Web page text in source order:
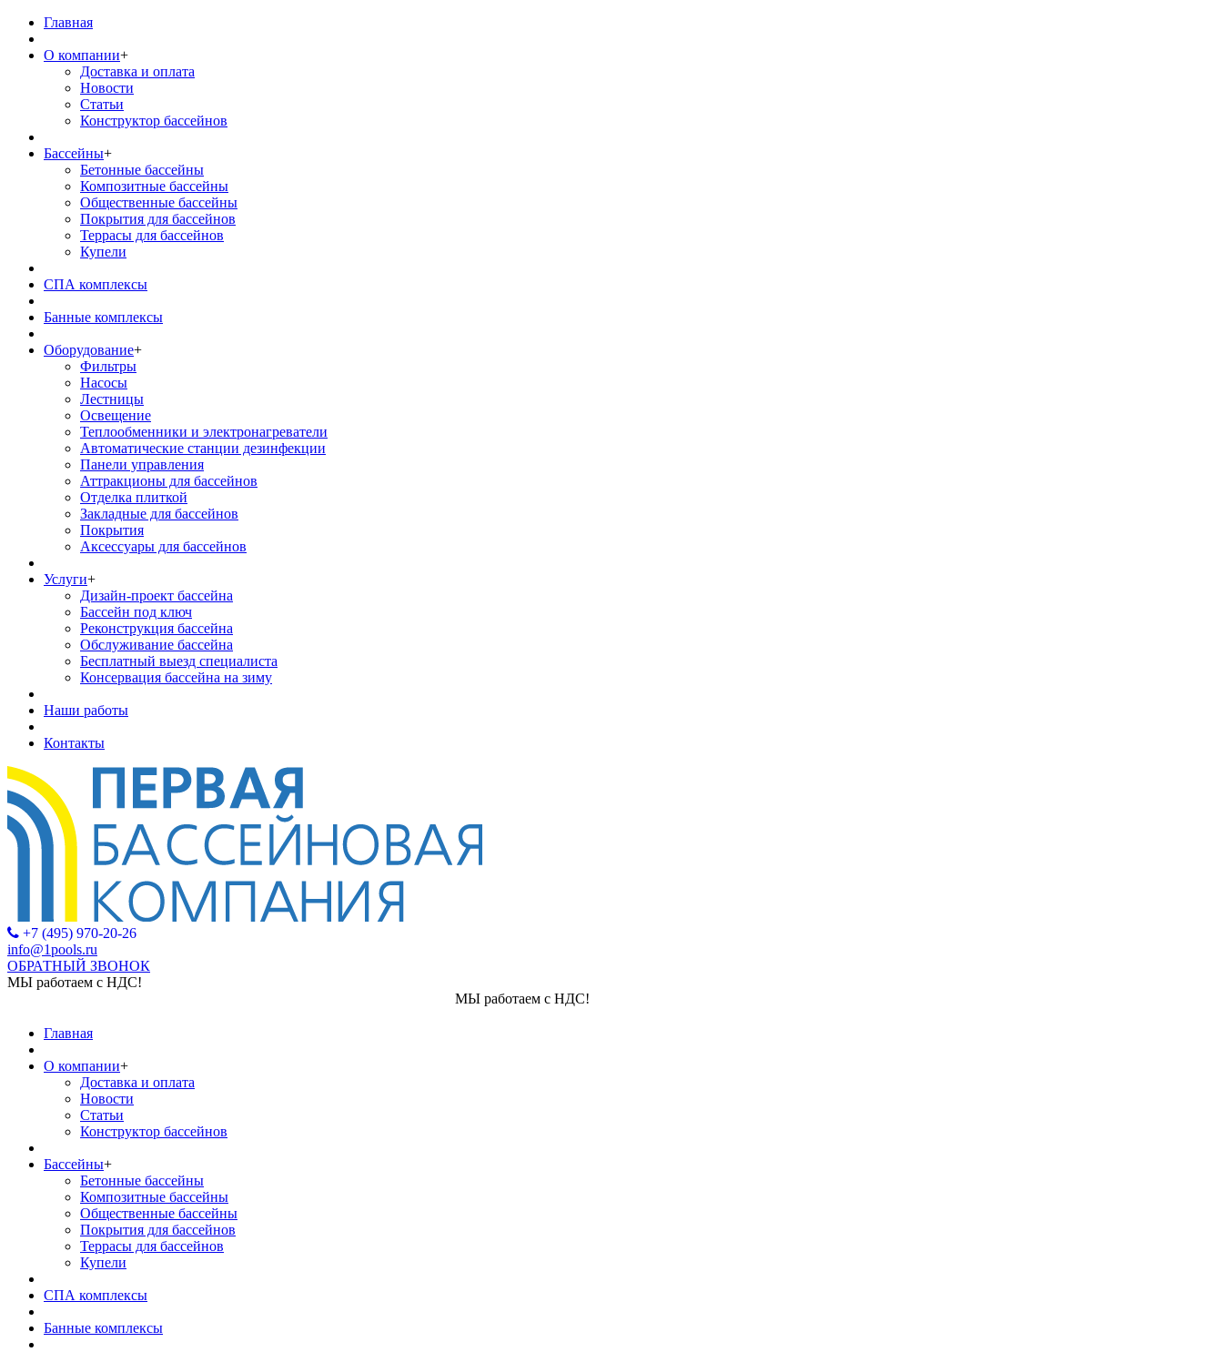
Главная
О компании+
Доставка и оплата
Новости
Статьи
Конструктор бассейнов
Бассейны+
Бетонные бассейны
Композитные бассейны
Общественные бассейны
Покрытия для бассейнов
Террасы для бассейнов
Купели
СПА комплексы
Банные комплексы
Оборудование+
Фильтры
Насосы
Лестницы
Освещение
Теплообменники и электронагреватели
Автоматические станции дезинфекции
Панели управления
Аттракционы для бассейнов
Отделка плиткой
Закладные для бассейнов
Покрытия
Аксессуары для бассейнов
Услуги+
Дизайн-проект бассейна
Бассейн под ключ
Реконструкция бассейна
Обслуживание бассейна
Бесплатный выезд специалиста
Консервация бассейна на зиму
Наши работы
Контакты
+7 (495) 970-20-26
info@1pools.ru
ОБРАТНЫЙ ЗВОНОК
МЫ работаем с НДС!
МЫ работаем с НДС!
Главная
О компании+
Доставка и оплата
Новости
Статьи
Конструктор бассейнов
Бассейны+
Бетонные бассейны
Композитные бассейны
Общественные бассейны
Покрытия для бассейнов
Террасы для бассейнов
Купели
СПА комплексы
Банные комплексы